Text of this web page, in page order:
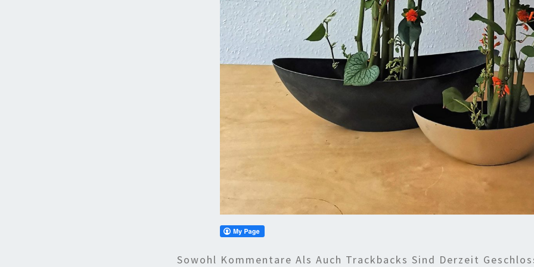
Sowohl Kommentare Als Auch Trackbacks Sind Derzeit